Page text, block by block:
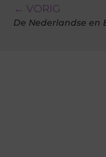
← VORIG
De Nederlandse en